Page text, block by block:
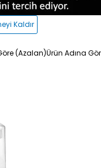
Kaldır
(Azalan)Ürün Adına